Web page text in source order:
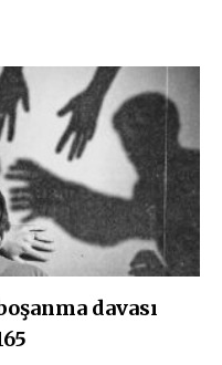
davası